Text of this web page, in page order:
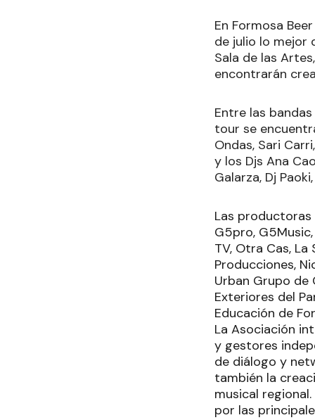
En Formosa
de julio lo mejor
Sala de las
encontrarán
Entre las
tour se
Ondas, Sari
y los Djs Ana
Galarza, Dj
Las
G5pro,
TV, Otra Cas,
Producciones,
Urban Grupo de
Exteriores del
Educación de
La Asociación
y gestores
de diálogo y
también la
musical
por las